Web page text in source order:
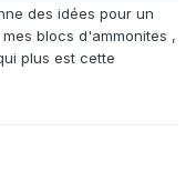
vous conseil un
large), un
voisines)
et pour finir un
des idées pour un
blocs d'ammonites ,
plus est cette